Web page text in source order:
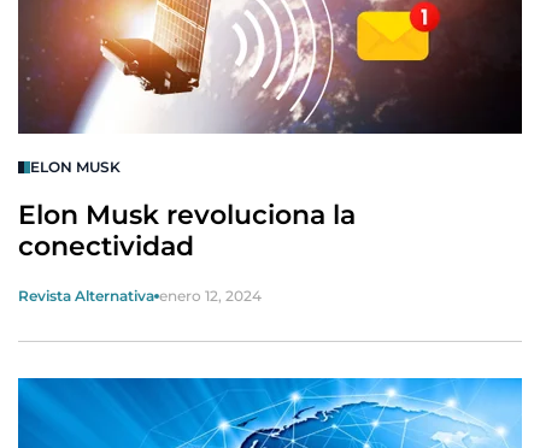
ELON MUSK
Elon Musk revoluciona la
conectividad
Revista Alternativa enero 12, 2024